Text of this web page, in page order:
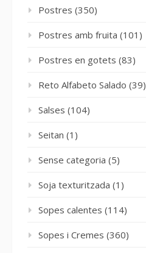
Postres (350)
Postres amb fruita (101)
Postres en gotets (83)
Reto Alfabeto Salado (39)
Salses (104)
Seitan (1)
Sense categoria (5)
Soja texturitzada (1)
Sopes calentes (114)
Sopes i Cremes (360)